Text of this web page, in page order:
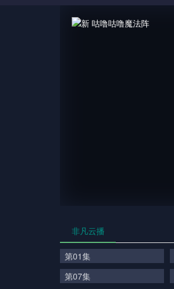
非凡云播
第01集
第07集